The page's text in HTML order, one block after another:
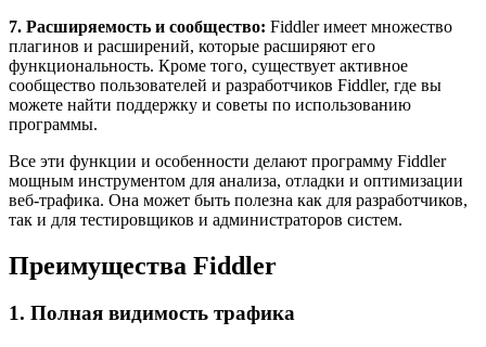
7. Расширяемость и сообщество: Fiddler имеет множество
плагинов и расширений, которые расширяют его
функциональность. Кроме того, существует активное
сообщество пользователей и разработчиков Fiddler, где вы
можете найти поддержку и советы по использованию
программы.
Все эти функции и особенности делают программу Fiddler
мощным инструментом для анализа, отладки и оптимизации
веб-трафика. Она может быть полезна как для разработчиков,
так и для тестировщиков и администраторов систем.
Преимущества Fiddler
1. Полная видимость трафика